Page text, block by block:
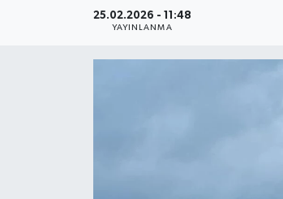
25.02.2026 - 11:48
YAYINLANMA